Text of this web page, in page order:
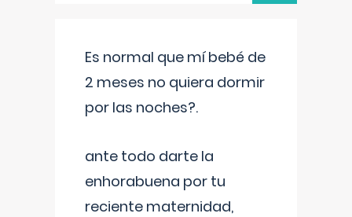
Es normal que mí bebé de
2 meses no quiera dormir
por las noches?.
ante todo darte la
enhorabuena por tu
reciente maternidad,